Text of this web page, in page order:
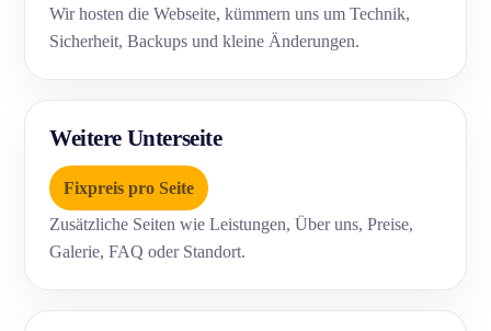
Wir hosten die Webseite, kümmern uns um Technik,
Sicherheit, Backups und kleine Änderungen.
Weitere Unterseite
Fixpreis pro Seite
Zusätzliche Seiten wie Leistungen, Über uns, Preise,
Galerie, FAQ oder Standort.